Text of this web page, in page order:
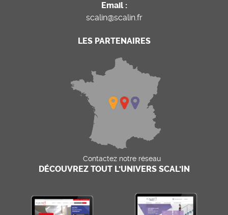
Email :
scalin@scalin.fr
LES PARTENAIRES
Contactez notre réseau
DÉCOUVREZ TOUT L’UNIVERS SCAL’IN